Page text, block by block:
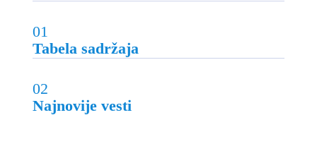
01
Tabela sadržaja
02
Najnovije vesti